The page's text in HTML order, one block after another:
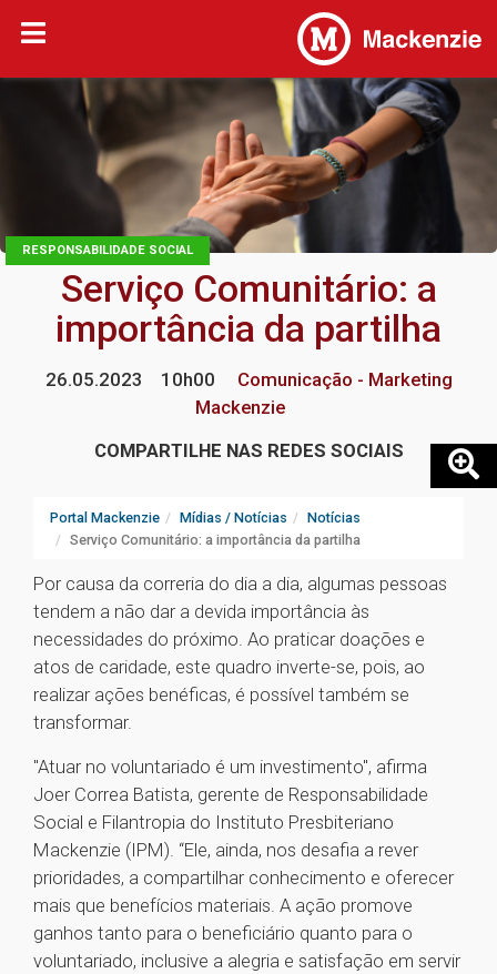
RESPONSABILIDADE SOCIAL
Serviço Comunitário: a
importância da partilha
26.05.2023 10h00
Comunicação - Marketing
Mackenzie
COMPARTILHE NAS REDES SOCIAIS
Portal Mackenzie Mídias / Notícias
Notícias
Serviço Comunitário: a importância da partilha
Por causa da correria do dia a dia, algumas pessoas
tendem a não dar a devida importância às
necessidades do próximo. Ao praticar doações e
atos de caridade, este quadro inverte-se, pois, ao
realizar ações benéficas, é possível também se
transformar.
"Atuar no voluntariado é um investimento", afirma
Joer Correa Batista, gerente de Responsabilidade
Social e Filantropia do Instituto Presbiteriano
Mackenzie (IPM). “Ele, ainda, nos desafia a rever
prioridades, a compartilhar conhecimento e oferecer
mais que benefícios materiais. A ação promove
ganhos tanto para o beneficiário quanto para o
voluntariado, inclusive a alegria e satisfação em servir